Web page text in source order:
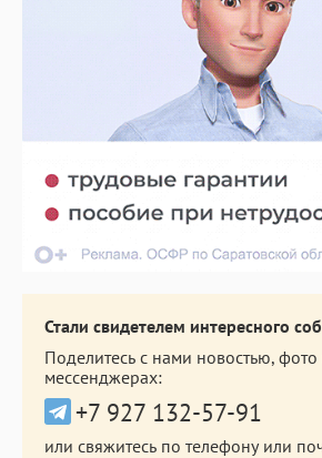
Стали свидетелем интересного
Поделитесь с нами новостью,
мессенджерах:
+7 927 132-57-91
или свяжитесь по телефону или